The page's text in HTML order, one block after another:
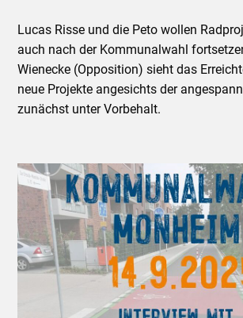
Lucas Risse und die Peto wollen
auch nach der Kommunalwahl
Wienecke (Opposition) sieht das
neue Projekte angesichts der
zunächst unter Vorbehalt.